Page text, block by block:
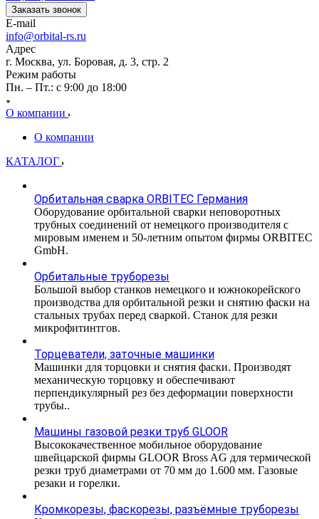
Заказать звонок
E-mail
info@orbital-rs.ru
Адрес
г. Москва, ул. Боровая, д. 3, стр. 2
Режим работы
Пн. – Пт.: с 9:00 до 18:00
О компании
О компании
КАТАЛОГ
Орбитальная сварка ORBITEC Германия
Оборудование орбитальной сварки неповоротных
трубных соединений от немецкого производителя с
мировым именем и 50-летним опытом фирмы ORBITEC
GmbH.
Орбитальные труборезы
Большой выбор станков немецкого и южнокорейского
производства для орбитальной резки и снятию фаски на
стальных трубах перед сваркой. Станок для резки
микрофитинтгов.
Торцеватели, заточные машинки
Машинки для торцовки и снятия фаски. Производят
механическую торцовку и обеспечивают
перпендикулярный рез без деформации поверхности
трубы..
Машины газовой резки труб GLOOR
Высококачественное мобильное оборудование
швейцарской фирмы GLOOR Bross AG для термической
резки труб диаметрами от 70 мм до 1.600 мм. Газовые
резаки и горелки.
Кромкорезы, фаскорезы, разъёмные труборезы